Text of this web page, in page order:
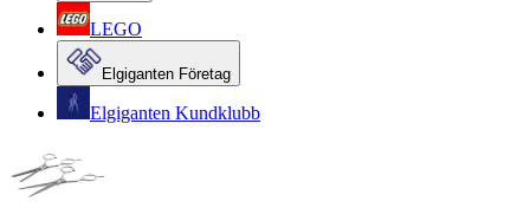
LEGO
Elgiganten Företag
Elgiganten Kundklubb